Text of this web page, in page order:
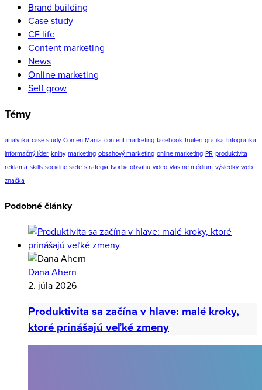
Brand building
Case study
CF life
Content marketing
News
Online marketing
Self grow
Témy
analytika case study ContentMania content marketing facebook fruiteri grafika Infografika
informačný líder knihy marketing obsahový marketing online marketing PR produktivita
reklama skills sociálne siete stratégia tvorba obsahu video vlastné médium výsledky web
značka
Podobné články
Dana Ahern
2. júla 2026
Produktivita sa začína v hlave: malé kroky,
ktoré prinášajú veľké zmeny